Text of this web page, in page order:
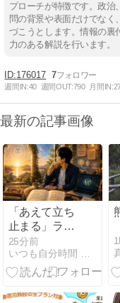
プローチが特徴です。政治
問の背景や表面だけでな
づこうとします。情報の裏
力のある解説を行います。
176017 7
週間IN:40 週間OUT:790 月間IN:
最新の記事画像
「あえて立ち
止まる」ライ
オンズゲート
の過ごし方と
最新AI＆Pody
25分前